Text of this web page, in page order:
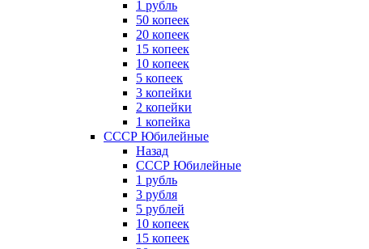
1 рубль
50 копеек
20 копеек
15 копеек
10 копеек
5 копеек
3 копейки
2 копейки
1 копейка
СССР Юбилейные
Назад
СССР Юбилейные
1 рубль
3 рубля
5 рублей
10 копеек
15 копеек